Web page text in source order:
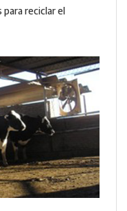
para reciclar el